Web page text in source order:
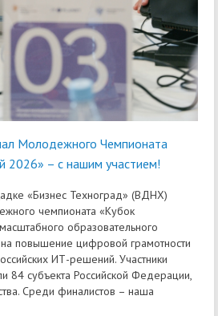
Молодежного Чемпионата
2026» – с нашим участием!
«Бизнес Техноград» (ВДНХ)
чемпионата «Кубок
образовательного
повышение цифровой грамотности
ИТ-решений. Участники
84 субъекта Российской Федерации,
Среди финалистов – наша